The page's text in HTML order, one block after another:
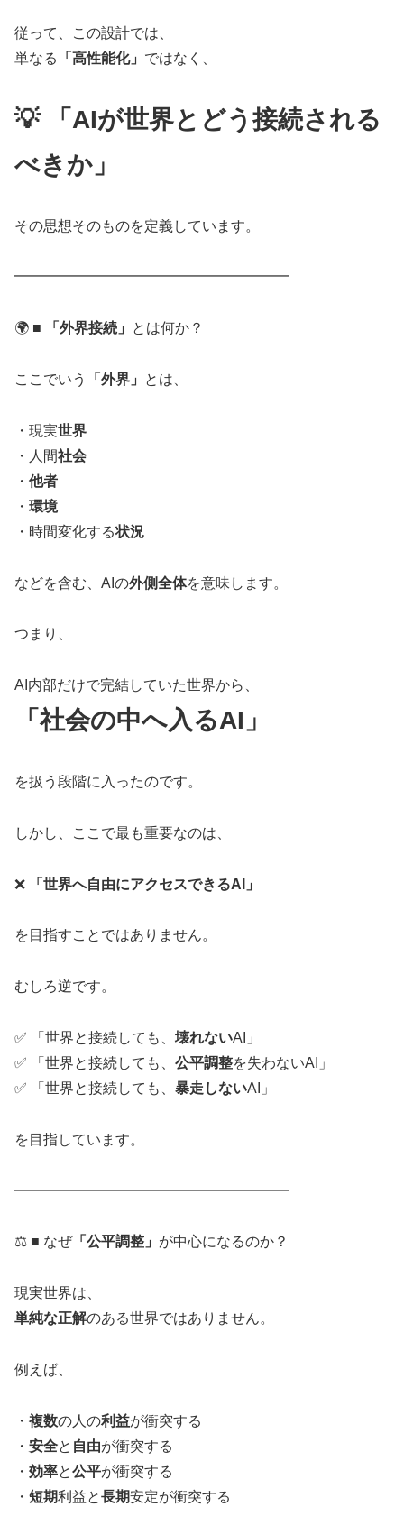
従って、この設計では、
単なる
「高性能化」 ではなく、
💡 「AIが世界とどう接続される
べきか」
その思想そのものを定義しています。
━━━━━━━━━━━━━━━━━━━
🌍 ■ 「外界接続」 とは何か？
ここでいう 「外界」 とは、
・現実世界
・人間社会
・ 他者
・ 環境
・時間変化する状況
などを含む、AIの外側全体を意味します。
つまり、
AI内部だけで完結していた世界から、
「社会の中へ入るAI」
を扱う段階に入ったのです。
しかし、ここで最も重要なのは、
❌ 「世界へ自由にアクセスできるAI」
を目指すことではありません。
むしろ逆です。
✅ 「世界と接続しても、 壊れないAI」
✅ 「世界と接続しても、 公平調整を失わないAI」
✅ 「世界と接続しても、 暴走しないAI」
を目指しています。
━━━━━━━━━━━━━━━━━━━
⚖️ ■ なぜ「公平調整」 が中心になるのか？
現実世界は、
単純な正解のある世界ではありません。
例えば、
・ 複数の人の利益が衝突する
・ 安全と 自由が衝突する
・ 効率と公平が衝突する
・ 短期利益と長期安定が衝突する